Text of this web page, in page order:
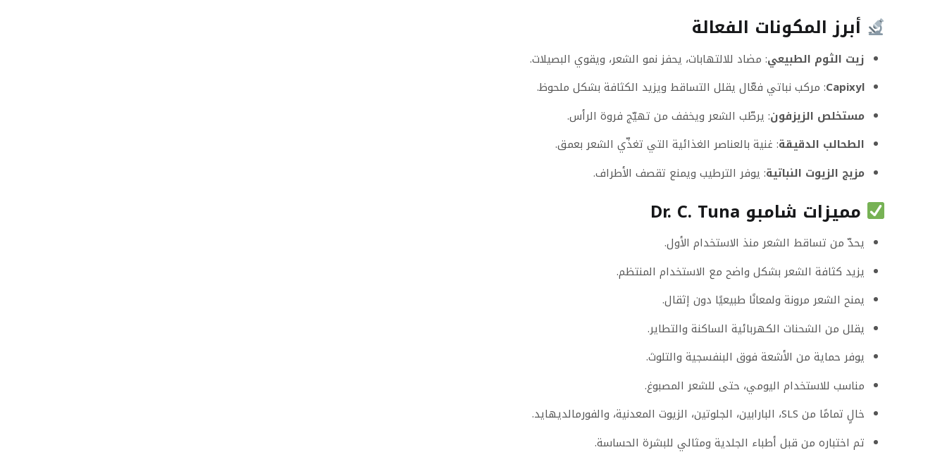
أبرز المكونات الفعالة
زيت الثوم الطبيعي: مضاد للالتهابات، يحفز نمو الشعر، ويقوي البصيلات.
Capixyl: مركب نباتي فعّال يقلل التساقط ويزيد الكثافة بشكل ملحوظ.
مستخلص الزيزفون: يرطّب الشعر ويخفف من تهيّج فروة الرأس.
الطحالب الدقيقة: غنية بالعناصر الغذائية التي تغذّي الشعر بعمق.
مزيج الزيوت النباتية: يوفر الترطيب ويمنع تقصف الأطراف.
مميزات شامبو Dr. C. Tuna
يحدّ من تساقط الشعر منذ الاستخدام الأول.
يزيد كثافة الشعر بشكل واضح مع الاستخدام المنتظم.
يمنح الشعر مرونة ولمعانًا طبيعيًا دون إثقال.
يقلل من الشحنات الكهربائية الساكنة والتطاير.
يوفر حماية من الأشعة فوق البنفسجية والتلوث.
مناسب للاستخدام اليومي، حتى للشعر المصبوغ.
خالٍ تمامًا من SLS، البارابين، الجلوتين، الزيوت المعدنية، والفورمالديهايد.
تم اختباره من قبل أطباء الجلدية ومثالي للبشرة الحساسة.